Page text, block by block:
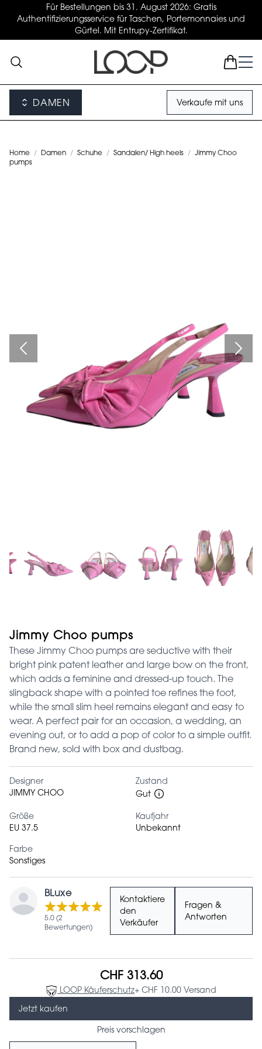
Für Bestellungen bis 31. August 2026: Gratis
Authentifizierungsservice für Taschen, Portemonnaies und
Gürtel. Mit Entrupy-Zertifikat.
DAMEN Verkaufe mit uns
Home / Damen / Schuhe / Sandalen/ High heels / Jimmy Choo
pumps
Jimmy Choo pumps
These Jimmy Choo pumps are seductive with their
bright pink patent leather and large bow on the front,
which adds a feminine and dressed-up touch. The
slingback shape with a pointed toe refines the foot,
while the small slim heel remains elegant and easy to
wear. A perfect pair for an occasion, a wedding, an
evening out, or to add a pop of color to a simple outfit.
Brand new, sold with box and dustbag.
Designer
JIMMY CHOO
Zustand
Gut
Größe
EU 37.5
Kaufjahr
Unbekannt
Farbe
Sonstiges
BLuxe
5.0 (2
Bewertungen)
Kontaktiere
den
Verkäufer
Fragen &
Antworten
CHF 313.60
LOOP Käuferschutz+ CHF 10.00 Versand
Jetzt kaufen
Preis vorschlagen